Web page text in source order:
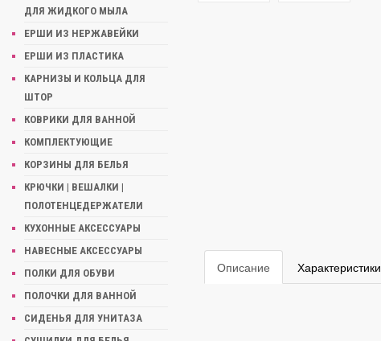
ДЛЯ ЖИДКОГО МЫЛА
ЕРШИ ИЗ НЕРЖАВЕЙКИ
ЕРШИ ИЗ ПЛАСТИКА
КАРНИЗЫ И КОЛЬЦА ДЛЯ
ШТОР
КОВРИКИ ДЛЯ ВАННОЙ
КОМПЛЕКТУЮЩИЕ
КОРЗИНЫ ДЛЯ БЕЛЬЯ
КРЮЧКИ | ВЕШАЛКИ |
ПОЛОТЕНЦЕДЕРЖАТЕЛИ
КУХОННЫЕ АКСЕССУАРЫ
НАВЕСНЫЕ АКСЕССУАРЫ
ПОЛКИ ДЛЯ ОБУВИ
ПОЛОЧКИ ДЛЯ ВАННОЙ
СИДЕНЬЯ ДЛЯ УНИТАЗА
Описание Характеристики